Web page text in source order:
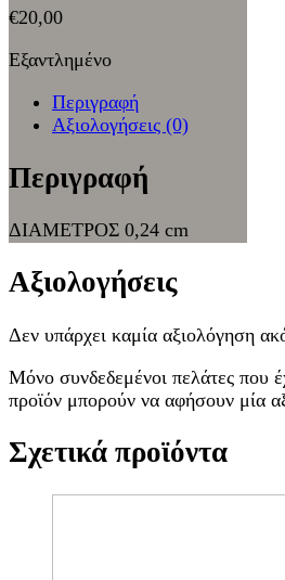
€20,00
Εξαντλημένο
Περιγραφή
Αξιολογήσεις (0)
Περιγραφή
ΔΙΑΜΕΤΡΟΣ 0,24 cm
Αξιολογήσεις
Δεν υπάρχει καμία αξιολόγηση
Μόνο συνδεδεμένοι πελάτες που
προϊόν μπορούν να αφήσουν μία
Σχετικά προϊόντα